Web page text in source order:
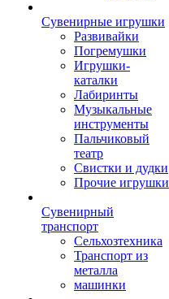
Сувенирные игрушки
Развивайки
Погремушки
Игрушки-
каталки
Лабиринты
Музыкальные
инструменты
Пальчиковый
театр
Свистки и дудки
Прочие игрушки
Сувенирный
транспорт
Сельхозтехника
Транспорт из
металла
машинки